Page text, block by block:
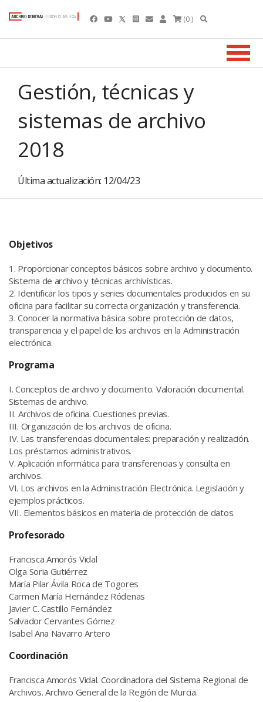
(0 )
Gestión, técnicas y
sistemas de archivo
2018
Última actualización: 12/04/23
Objetivos
1. Proporcionar conceptos básicos sobre archivo y documento.
Sistema de archivo y técnicas archivísticas.
2. Identificar los tipos y series documentales producidos en su
oficina para facilitar su correcta organización y transferencia.
3. Conocer la normativa básica sobre protección de datos,
transparencia y el papel de los archivos en la Administración
electrónica.
Programa
I. Conceptos de archivo y documento. Valoración documental.
Sistemas de archivo.
II. Archivos de oficina. Cuestiones previas.
III. Organización de los archivos de oficina.
IV. Las transferencias documentales: preparación y realización.
Los préstamos administrativos.
V. Aplicación informática para transferencias y consulta en
archivos.
VI. Los archivos en la Administración Electrónica. Legislación y
ejemplos prácticos.
VII. Elementos básicos en materia de protección de datos.
Profesorado
Francisca Amorós Vidal
Olga Soria Gutiérrez
María Pilar Ávila Roca de Togores
Carmen María Hernández Ródenas
Javier C. Castillo Fernández
Salvador Cervantes Gómez
Isabel Ana Navarro Artero
Coordinación
Francisca Amorós Vidal. Coordinadora del Sistema Regional de
Archivos. Archivo General de la Región de Murcia.